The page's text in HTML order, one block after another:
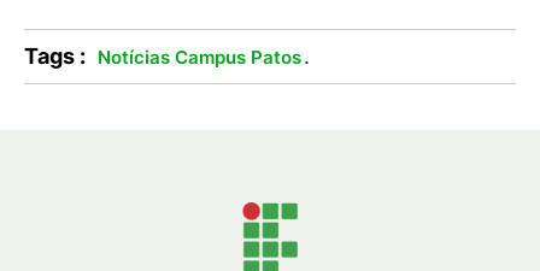
Tags : Notícias Campus Patos.